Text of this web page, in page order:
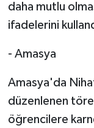
daha mutlu
ifadelerini
- Amasya
Amasya'da
düzenlenen
öğrencilere